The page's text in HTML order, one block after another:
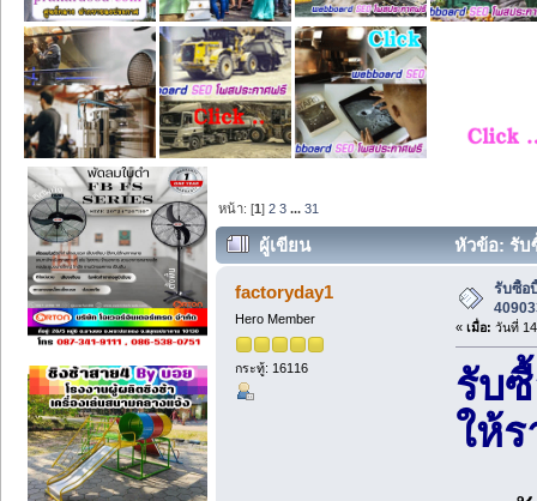
หน้า: [1]2 3 ...31
ผู้เขียน
หัวข้อ: รับ
ครั้ง)
factoryday1
Hero Member
กระทู้: 16116
รับซื้อ
« เมื่อ: วันที่
รับ
ให้